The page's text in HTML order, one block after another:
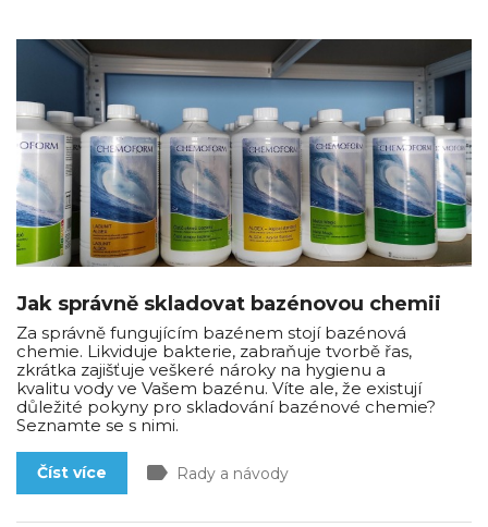
Jak správně skladovat bazénovou chemii
Za správně fungujícím bazénem stojí bazénová
chemie. Likviduje bakterie, zabraňuje tvorbě řas,
zkrátka zajišťuje veškeré nároky na hygienu a
kvalitu vody ve Vašem bazénu. Víte ale, že existují
důležité pokyny pro skladování bazénové chemie?
Seznamte se s nimi.
Číst více label Rady a návody